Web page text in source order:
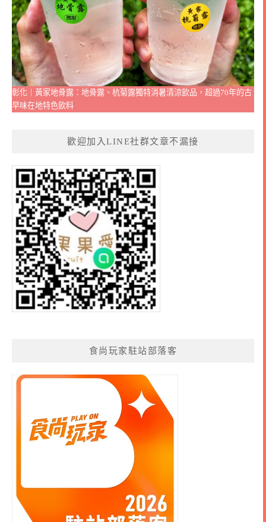
彰化｜黃家地骨露：地骨露、杭菊露獨特消暑清涼飲品，超過70年的古
早味在地特色飲料
歡迎加入LINE社群文章不漏接
食尚玩家駐站部落客